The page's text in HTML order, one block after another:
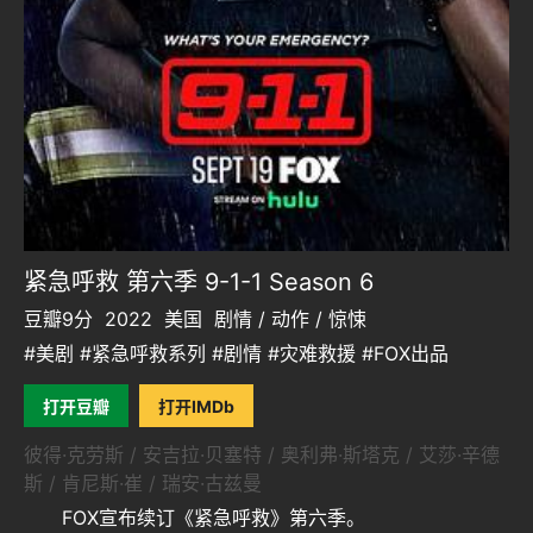
紧急呼救 第六季 9-1-1 Season 6
豆瓣9分 2022 美国 剧情 / 动作 / 惊悚
#美剧 #紧急呼救系列 #剧情 #灾难救援 #FOX出品
打开豆瓣 打开IMDb
彼得·克劳斯 / 安吉拉·贝塞特 / 奥利弗·斯塔克 / 艾莎·辛德
斯 / 肯尼斯·崔 / 瑞安·古兹曼
FOX宣布续订《紧急呼救》第六季。